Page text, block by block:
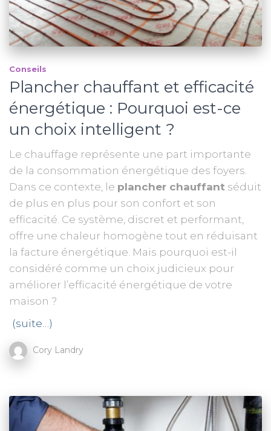
Conseils
Plancher chauffant et efficacité
énergétique : Pourquoi est-ce
un choix intelligent ?
Le chauffage représente une part importante
de la consommation énergétique des foyers.
Dans ce contexte, le plancher chauffant séduit
de plus en plus pour son confort et son
efficacité. Ce système, discret et performant,
offre une chaleur homogène tout en réduisant
la facture énergétique. Mais pourquoi est-il
considéré comme un choix judicieux pour
améliorer l’efficacité énergétique de votre
maison ?
(suite…)
Cory Landry